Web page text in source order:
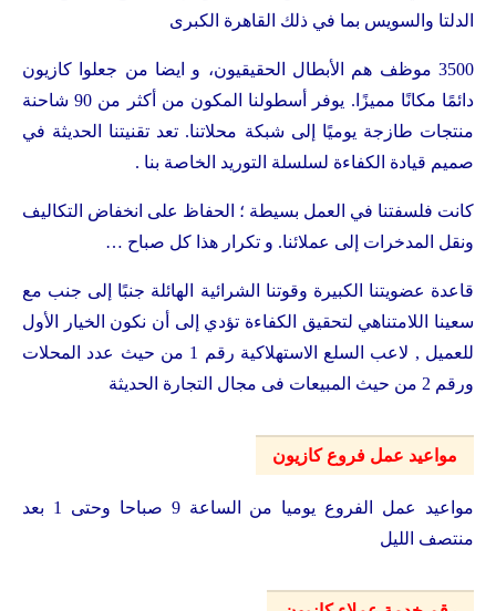
الدلتا والسويس بما في ذلك القاهرة الكبرى
3500 موظف هم الأبطال الحقيقيون، و ايضا من جعلوا كازيون
دائمًا مكانًا مميزًا. يوفر أسطولنا المكون من أكثر من 90 شاحنة
منتجات طازجة يوميًا إلى شبكة محلاتنا. تعد تقنيتنا الحديثة في
صميم قيادة الكفاءة لسلسلة التوريد الخاصة بنا .
كانت فلسفتنا في العمل بسيطة ؛ الحفاظ على انخفاض التكاليف
ونقل المدخرات إلى عملائنا. و تكرار هذا كل صباح …
قاعدة عضويتنا الكبيرة وقوتنا الشرائية الهائلة جنبًا إلى جنب مع
سعينا اللامتناهي لتحقيق الكفاءة تؤدي إلى أن نكون الخيار الأول
للعميل , لاعب السلع الاستهلاكية رقم 1 من حيث عدد المحلات
ورقم 2 من حيث المبيعات فى مجال التجارة الحديثة
مواعيد عمل فروع كازيون
مواعيد عمل الفروع يوميا من الساعة 9 صباحا وحتى 1 بعد
منتصف الليل